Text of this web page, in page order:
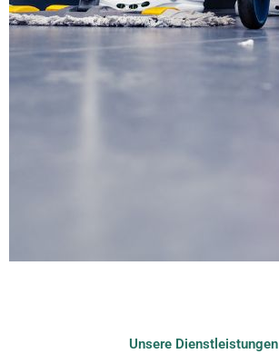
Unsere Dienstleistungen